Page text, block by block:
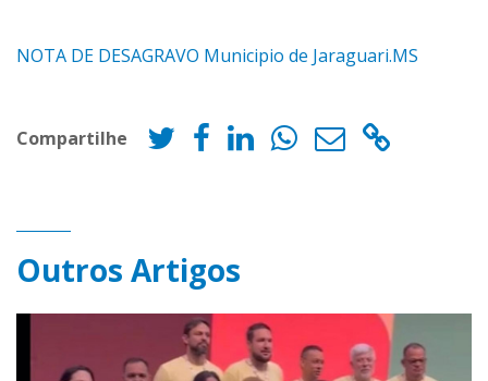
NOTA DE DESAGRAVO Municipio de Jaraguari.MS
Compartilhe
Outros Artigos